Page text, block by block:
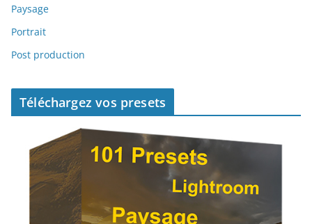
Paysage
Portrait
Post production
Téléchargez vos presets